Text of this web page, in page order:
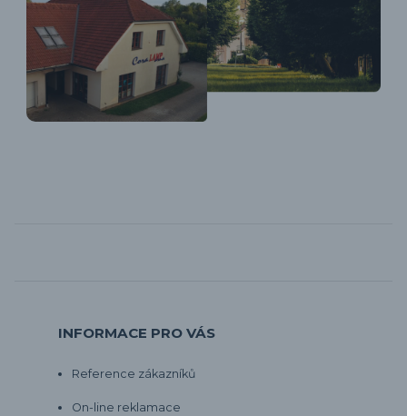
INFORMACE PRO VÁS
Reference zákazníků
On-line reklamace